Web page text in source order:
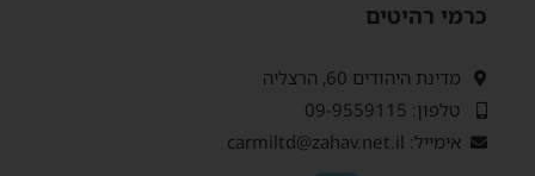
כרמי רהיטים
מדינת היהודים 60, הרצליה
טלפון: 09-9559115
אימייל: carmiltd@zahav.net.il